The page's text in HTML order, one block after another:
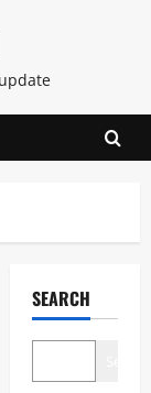
SEARCH